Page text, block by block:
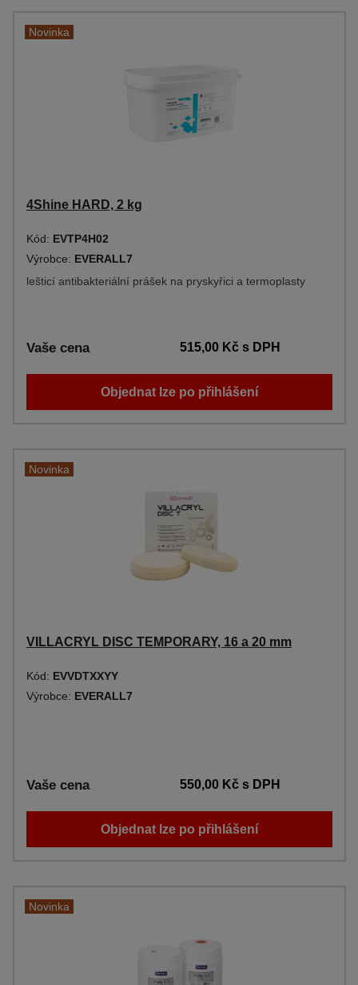
Novinka
4Shine HARD, 2 kg
Kód: EVTP4H02
Výrobce: EVERALL7
lešticí antibakteriální prášek na pryskyřici a termoplasty
Vaše cena 515,00 Kčs DPH
Objednat lze po přihlášení
Novinka
VILLACRYL DISC TEMPORARY, 16 a 20 mm
Kód: EVVDTXXYY
Výrobce: EVERALL7
Vaše cena 550,00 Kčs DPH
Objednat lze po přihlášení
Novinka